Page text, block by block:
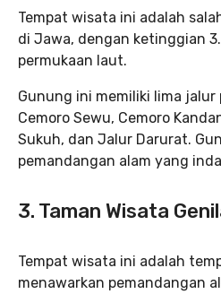
Tempat wisata ini adalah
di Jawa, dengan ketinggian
permukaan laut.
Gunung ini memiliki lima
Cemoro Sewu, Cemoro
Sukuh, dan Jalur Darurat.
pemandangan alam yang
3. Taman Wisata
Tempat wisata ini adalah
menawarkan pemandangan